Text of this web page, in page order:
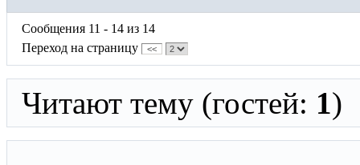
Сообщения 11 - 14 из 14
Переход на страницу
<<
Читают тему (гостей: 1)